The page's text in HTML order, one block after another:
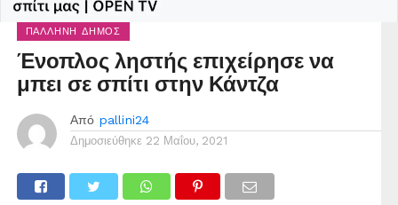
ΠΑΛΛΉΝΗ ΔΉΜΟΣ
Ένοπλος ληστής επιχείρησε να
μπει σε σπίτι στην Κάντζα
Από pallini24
Δημοσιεύθηκε 22 Μαΐου, 2021